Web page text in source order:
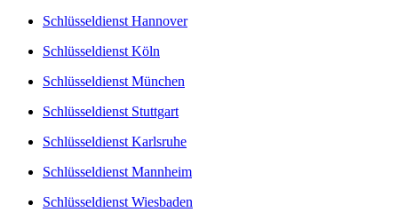
Schlüsseldienst Hannover
Schlüsseldienst Köln
Schlüsseldienst München
Schlüsseldienst Stuttgart
Schlüsseldienst Karlsruhe
Schlüsseldienst Mannheim
Schlüsseldienst Wiesbaden